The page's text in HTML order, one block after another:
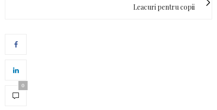
Leacuri pentru copii
0